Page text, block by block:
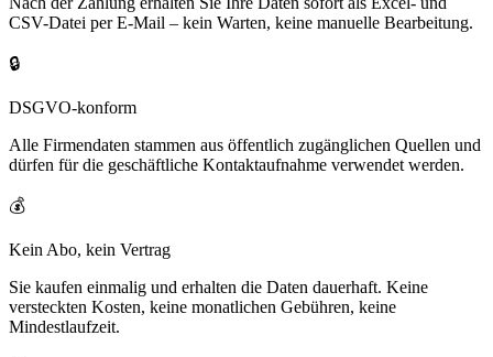
CSV-Datei per E-Mail – kein Warten, keine manuelle Bearbeitung.
🔒
DSGVO-konform
Alle Firmendaten stammen aus öffentlich zugänglichen Quellen und
dürfen für die geschäftliche Kontaktaufnahme verwendet werden.
💰
Kein Abo, kein Vertrag
Sie kaufen einmalig und erhalten die Daten dauerhaft. Keine
versteckten Kosten, keine monatlichen Gebühren, keine
Mindestlaufzeit.